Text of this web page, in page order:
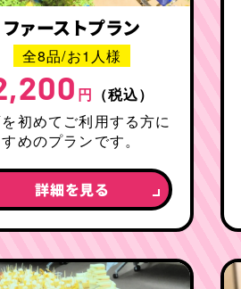
ファーストプラン
全8品/お1人様
円 （税込）
初めてご利用する方に
めのプランです。
詳細を見る